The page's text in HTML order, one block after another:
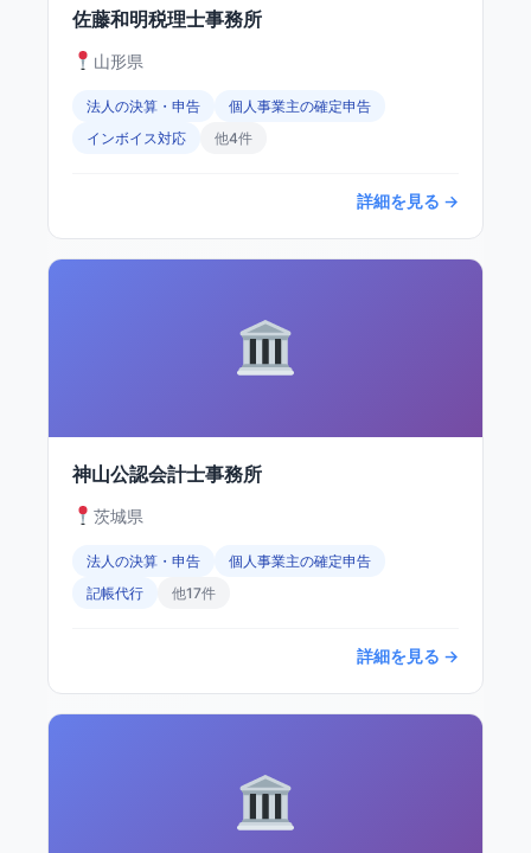
佐藤和明税理士事務所
山形県
法人の決算・申告
個人事業主の確定申告
インボイス対応
他4件
詳細を見る →
神山公認会計士事務所
茨城県
法人の決算・申告
個人事業主の確定申告
記帳代行
他17件
詳細を見る →